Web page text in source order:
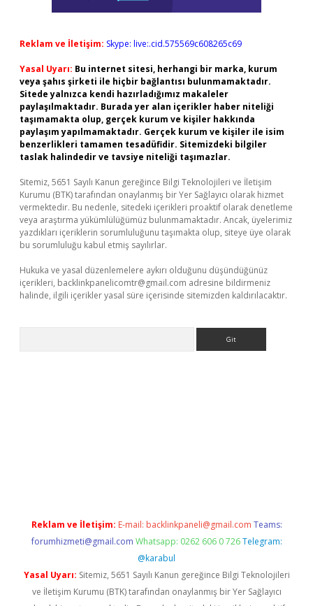
Reklam ve İletişim: Skype: live:.cid.575569c608265c69
Yasal Uyarı: Bu internet sitesi, herhangi bir marka, kurum
veya şahıs şirketi ile hiçbir bağlantısı bulunmamaktadır.
Sitede yalnızca kendi hazırladığımız makaleler
paylaşılmaktadır. Burada yer alan içerikler haber niteliği
taşımamakta olup, gerçek kurum ve kişiler hakkında
paylaşım yapılmamaktadır. Gerçek kurum ve kişiler ile isim
benzerlikleri tamamen tesadüfidir. Sitemizdeki bilgiler
taslak halindedir ve tavsiye niteliği taşımazlar.
Sitemiz, 5651 Sayılı Kanun gereğince Bilgi Teknolojileri ve İletişim
Kurumu (BTK) tarafından onaylanmış bir Yer Sağlayıcı olarak hizmet
vermektedir. Bu nedenle, sitedeki içerikleri proaktif olarak denetleme
veya araştırma yükümlülüğümüz bulunmamaktadır. Ancak, üyelerimiz
yazdıkları içeriklerin sorumluluğunu taşımakta olup, siteye üye olarak
bu sorumluluğu kabul etmiş sayılırlar.
Hukuka ve yasal düzenlemelere aykırı olduğunu düşündüğünüz
içerikleri, backlinkpanelicomtr@gmail.com adresine bildirmeniz
halinde, ilgili içerikler yasal süre içerisinde sitemizden kaldırılacaktır.
Reklam ve İletişim: E-mail: backlinkpaneli@gmail.com Teams:
forumhizmeti@gmail.com Whatsapp: 0262 606 0 726 Telegram:
@karabul
Yasal Uyarı: Sitemiz, 5651 Sayılı Kanun gereğince Bilgi Teknolojileri
ve İletişim Kurumu (BTK) tarafından onaylanmış bir Yer Sağlayıcı